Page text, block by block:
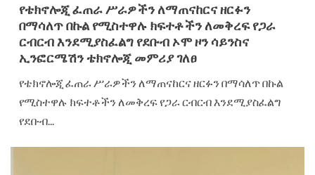
የቴክኖሎጂ ፈጠራ ሥራዎችን ለማጠናከርና ዘርፉን
በማሳለጥ በኩል የሚስተዋሉ ክፍተቶችን ለመቅረፍ የጋራ
ርብርብ እንደሚያስፈልግ የደቡብ ኦሞ ዞን ሳይንስና
ኢንፎርሜሽን ቴክኖሎጂ መምሪያ ገለፀ
የቴክኖሎጂ ፈጠራ ሥራዎችን ለማጠናከርና ዘርፉን በማሳለጥ በኩል
የሚስተዋሉ ክፍተቶችን ለመቅረፍ የጋራ ርብርብ እንደሚያስፈልግ
የደቡብ...